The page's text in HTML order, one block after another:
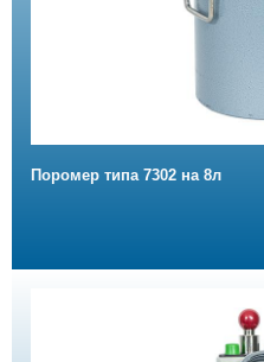
Поромер типа 7302 на 8л